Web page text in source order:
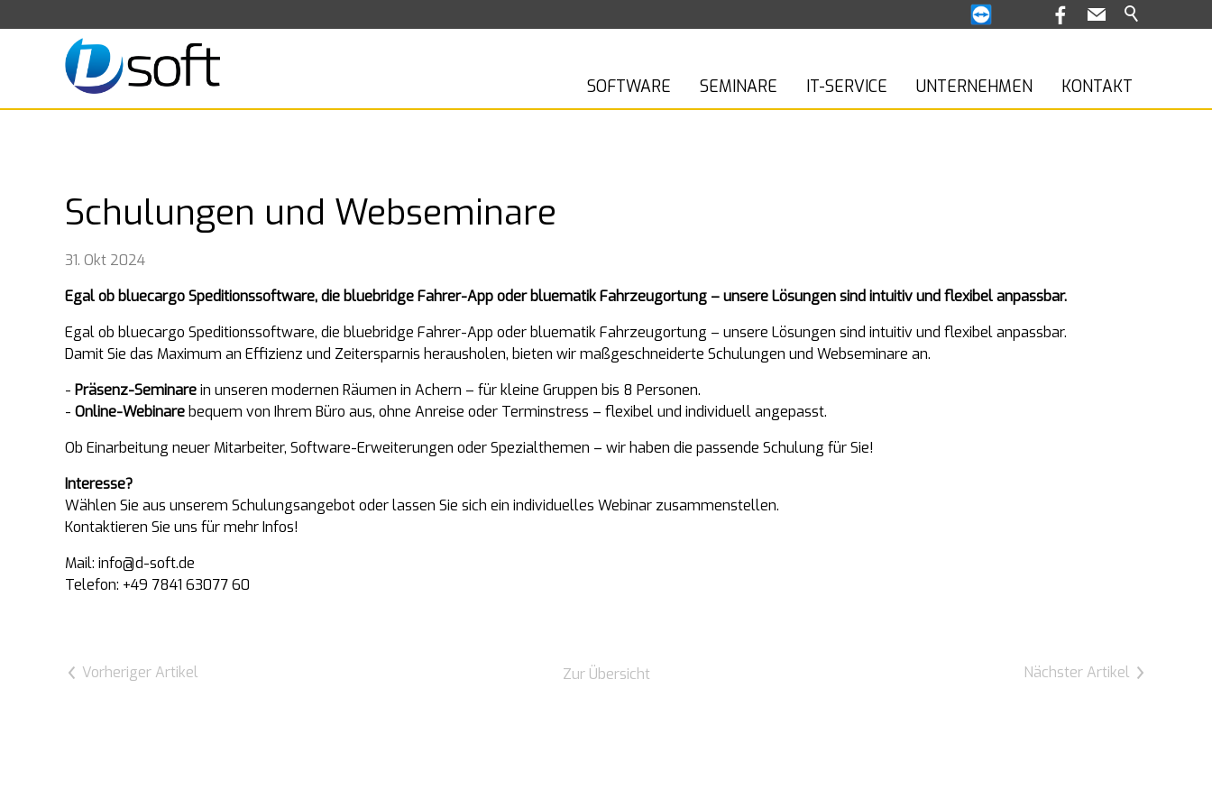
SOFTWARE SEMINARE IT-SERVICE UNTERNEHMEN KONTAKT
Schulungen und Webseminare
31. Okt 2024
Egal ob bluecargo Speditionssoftware, die bluebridge Fahrer-App oder bluematik Fahrzeugortung – unsere Lösungen sind intuitiv und flexibel anpassbar.
Egal ob bluecargo Speditionssoftware, die bluebridge Fahrer-App oder bluematik Fahrzeugortung – unsere Lösungen sind intuitiv und flexibel anpassbar.
Damit Sie das Maximum an Effizienz und Zeitersparnis herausholen, bieten wir maßgeschneiderte Schulungen und Webseminare an.
- Präsenz-Seminarein unseren modernen Räumen in Achern – für kleine Gruppen bis 8 Personen.
- Online-Webinare bequem von Ihrem Büro aus, ohne Anreise oder Terminstress – flexibel und individuell angepasst.
Ob Einarbeitung neuer Mitarbeiter, Software-Erweiterungen oder Spezialthemen – wir haben die passende Schulung für Sie!
Interesse?
Wählen Sie aus unserem Schulungsangebot oder lassen Sie sich ein individuelles Webinar zusammenstellen.
Kontaktieren Sie uns für mehr Infos!
Mail: info@d-soft.de
Telefon: +49 7841 63077 60
Vorheriger Artikel Zur Übersicht Nächster Artikel